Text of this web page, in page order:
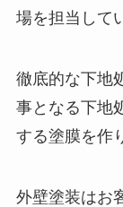
場を担当して
徹底的な下地
事となる下地
する塗膜を作
外壁塗装はお